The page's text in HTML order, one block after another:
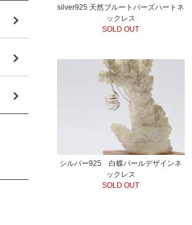
silver925 天然ブルートパーズハートネ
ックレス
SOLD OUT
シルバー925 白蝶パールデザインネ
ックレス
SOLD OUT